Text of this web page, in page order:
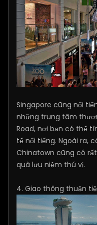
Singapore cũng nổi
những trung tâm
Road, nơi bạn có thể
tế nổi tiếng. Ngoài ra,
Chinatown cũng có
quà lưu niệm thú vị.
4. Giao thông thuận